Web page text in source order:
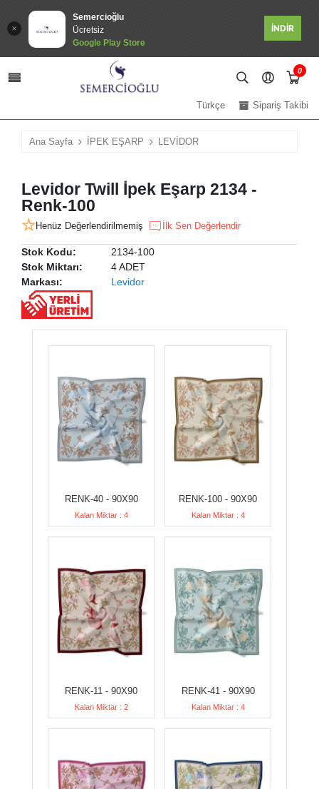
Semercioğlu
Ücretsiz
Google Play Store
İNDİR
0
Sipariş Takibi
Türkçe
Ana Sayfa İPEK EŞARP LEVİDOR
Levidor Twill İpek Eşarp 2134 -
Renk-100
Henüz Değerlendirilmemiş İlk Sen Değerlendir
Stok Kodu:
2134-100
Stok Miktarı:
4 ADET
Markası:
Levidor
RENK-40 - 90X90
Kalan Miktar : 4
RENK-100 - 90X90
Kalan Miktar : 4
RENK-11 - 90X90
Kalan Miktar : 2
RENK-41 - 90X90
Kalan Miktar : 4